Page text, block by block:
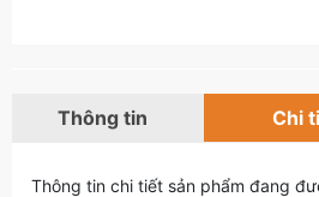
Thông tin Chi
Thông tin chi tiết sản phẩm đang